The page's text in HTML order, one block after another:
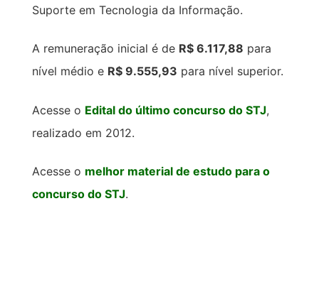
Suporte em Tecnologia da Informação.
A remuneração inicial é de R$ 6.117,88 para
nível médio e R$ 9.555,93 para nível superior.
Acesse o Edital do último concurso do STJ,
realizado em 2012.
Acesse o melhor material de estudo para o
concurso do STJ.